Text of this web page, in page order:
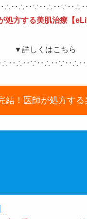
処方する美肌治療【
▼詳しくはこちら
結！医師が処方する